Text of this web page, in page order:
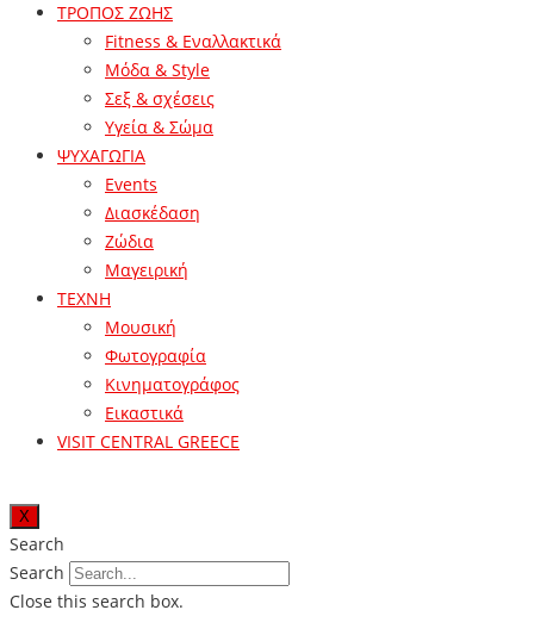
ΤΡΟΠΟΣ ΖΩΗΣ
Fitness & Εναλλακτικά
Μόδα & Style
Σεξ & σχέσεις
Υγεία & Σώμα
ΨΥΧΑΓΩΓΙΑ
Events
Διασκέδαση
Ζώδια
Μαγειρική
ΤΕΧΝΗ
Μουσική
Φωτογραφία
Κινηματογράφος
Εικαστικά
VISIT CENTRAL GREECE
X
Search
Search
Close this search box.